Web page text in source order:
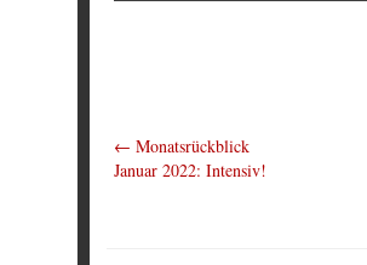
← Monatsrückblick
Januar 2022: Intensiv!